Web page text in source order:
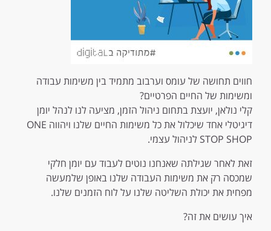
חווים תחושה של עומס וערבוב מתמיד בין משימות עבודה
ומשימות של החיים הפרטיים?
קלי נולאן, יועצת בתחום ניהול הזמן, מציעה לנו לנהל יומן
דיגיטלי אחד שיכלול את כל משימות החיים שלנו ויהווה ONE
STOP SHOP לניהול עצמי.
זאת לאחר שגילתה שאנחנו נוטים לעבוד עם יומן חלקי
שמכסה רק את משימות העבודה שלנו באופן שלמעשה
מפחית את יכולת השליטה שלנו על לוח הזמנים שלנו.
איך עושים את זה?